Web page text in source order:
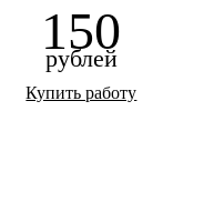
150
рублей